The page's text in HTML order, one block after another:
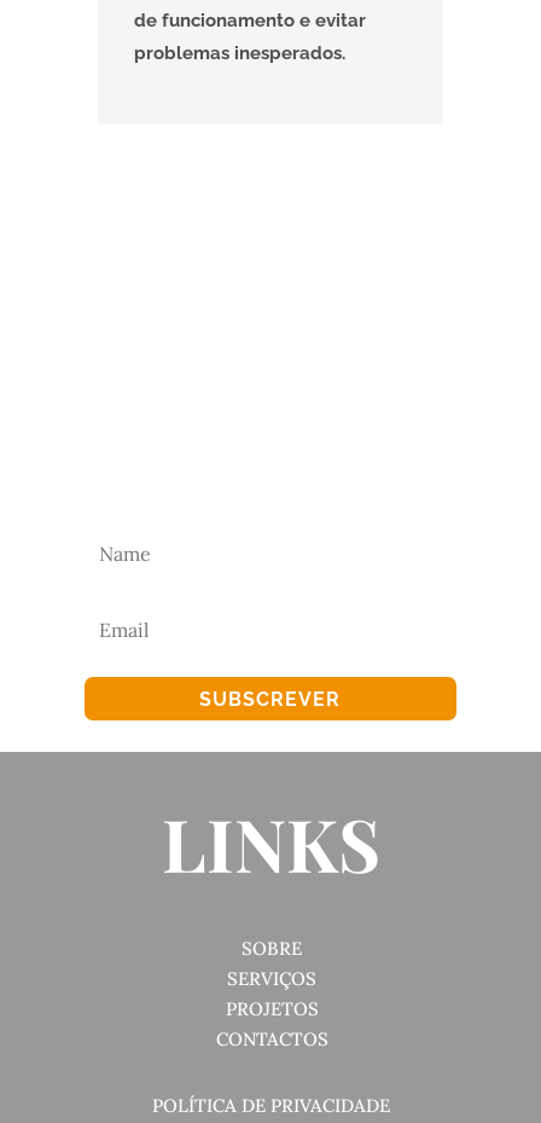
de funcionamento e evitar
problemas inesperados.
SUBSCREVER
LINKS
SOBRE
SERVIÇOS
PROJETOS
CONTACTOS
POLÍTICA DE PRIVACIDADE